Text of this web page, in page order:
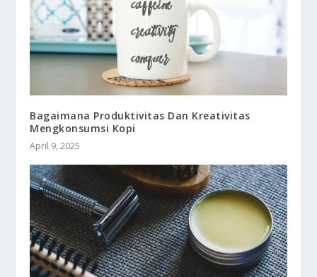
Bagaimana Produktivitas Dan Kreativitas
Mengkonsumsi Kopi
April 9, 2025